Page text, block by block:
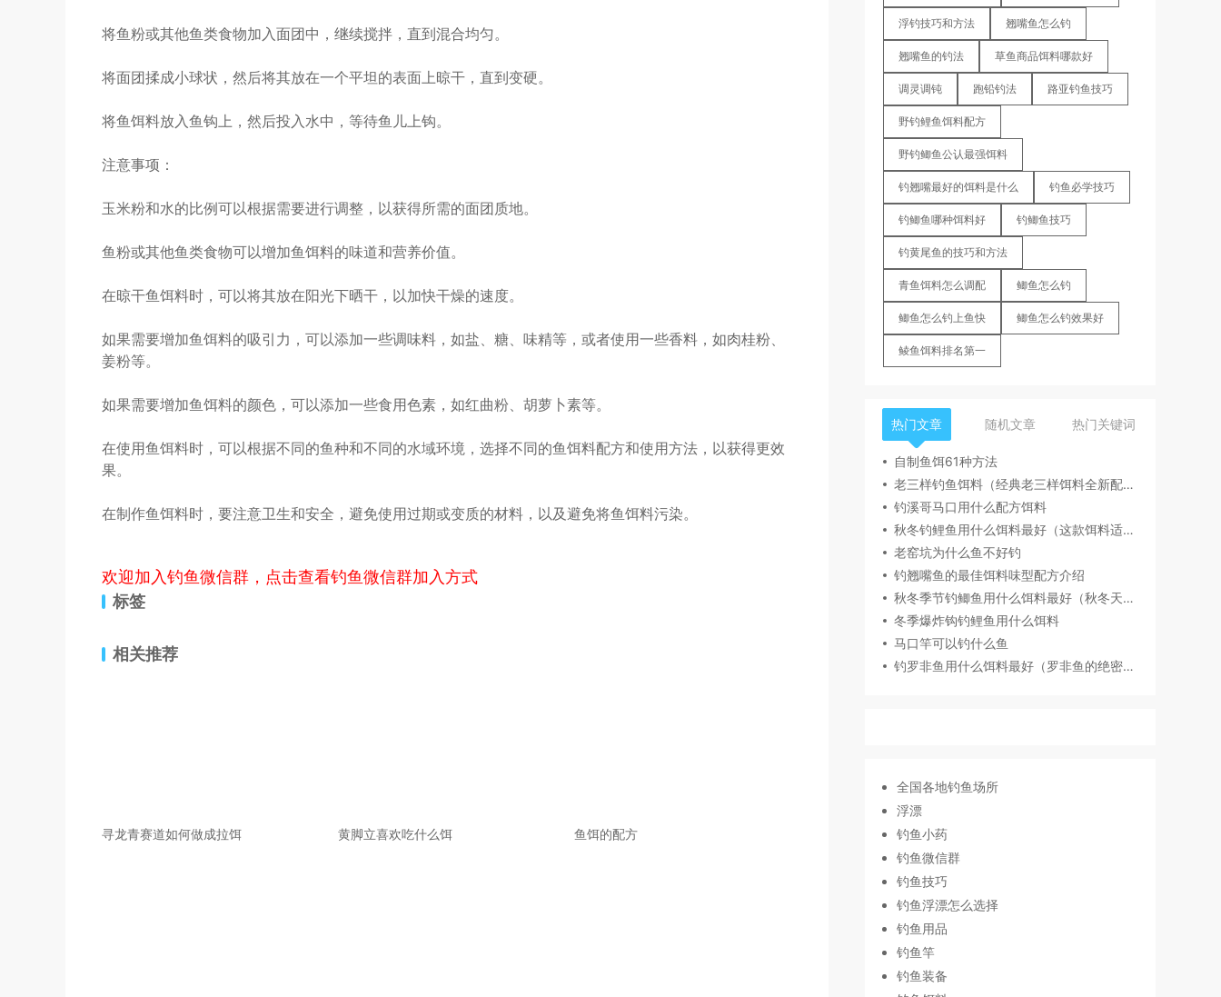
将鱼粉或其他鱼类食物加入面团中，继续搅拌，直到混合均匀。
将面团揉成小球状，然后将其放在一个平坦的表面上晾干，直到变硬。
将鱼饵料放入鱼钩上，然后投入水中，等待鱼儿上钩。
注意事项：
玉米粉和水的比例可以根据需要进行调整，以获得所需的面团质地。
鱼粉或其他鱼类食物可以增加鱼饵料的味道和营养价值。
在晾干鱼饵料时，可以将其放在阳光下晒干，以加快干燥的速度。
如果需要增加鱼饵料的吸引力，可以添加一些调味料，如盐、糖、味精等，或者使用一些香料，如肉桂粉、
姜粉等。
如果需要增加鱼饵料的颜色，可以添加一些食用色素，如红曲粉、胡萝卜素等。
在使用鱼饵料时，可以根据不同的鱼种和不同的水域环境，选择不同的鱼饵料配方和使用方法，以获得更效
果。
在制作鱼饵料时，要注意卫生和安全，避免使用过期或变质的材料，以及避免将鱼饵料污染。
欢迎加入钓鱼微信群，点击查看钓鱼微信群加入方式
标签
相关推荐
寻龙青赛道如何做成拉饵 黄脚立喜欢吃什么饵 鱼饵的配方
浮钓技巧和方法 翘嘴鱼怎么钓
翘嘴鱼的钓法 草鱼商品饵料哪款好
调灵调钝 跑铅钓法 路亚钓鱼技巧
野钓鲤鱼饵料配方
野钓鲫鱼公认最强饵料
钓翘嘴最好的饵料是什么 钓鱼必学技巧
钓鲫鱼哪种饵料好 钓鲫鱼技巧
钓黄尾鱼的技巧和方法
青鱼饵料怎么调配 鲫鱼怎么钓
鲫鱼怎么钓上鱼快 鲫鱼怎么钓效果好
鲮鱼饵料排名第一
热门文章 随机文章 热门关键词
自制鱼饵61种方法
老三样钓鱼饵料（经典老三样饵料全新配方一杯搞定）
钓溪哥马口用什么配方饵料
秋冬钓鲤鱼用什么饵料最好（这款饵料适合秋冬季节钓鲤鱼）
老窑坑为什么鱼不好钓
钓翘嘴鱼的最佳饵料味型配方介绍
秋冬季节钓鲫鱼用什么饵料最好（秋冬天冷用腥味饵料钓鲫鱼）
冬季爆炸钩钓鲤鱼用什么饵料
马口竿可以钓什么鱼
钓罗非鱼用什么饵料最好（罗非鱼的绝密饵料介绍）
全国各地钓鱼场所
浮漂
钓鱼小药
钓鱼微信群
钓鱼技巧
钓鱼浮漂怎么选择
钓鱼用品
钓鱼竿
钓鱼装备